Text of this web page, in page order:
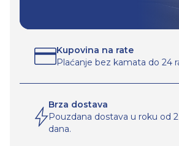
Kupovina na rate
Plaćanje bez kamata do 24
Brza dostava
Pouzdana dostava u roku od
dana.